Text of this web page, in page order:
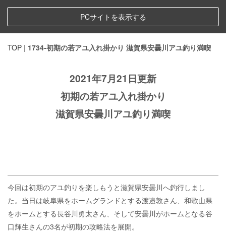
PCサイトを表示する
TOP | 1734-初期の若アユ入れ掛かり 滋賀県安曇川アユ釣り満喫
2021年7月21日更新
初期の若アユ入れ掛かり
滋賀県安曇川アユ釣り満喫
今回は初期のアユ釣りを楽しもうと滋賀県安曇川へ釣行しまし
た。当日は岐阜県をホームグランドとする渡邉敦さん、和歌山県
をホームとする長谷川勇太さん、そして安曇川がホームとなる谷
口輝生さんの3名が初期の攻略法を展開。